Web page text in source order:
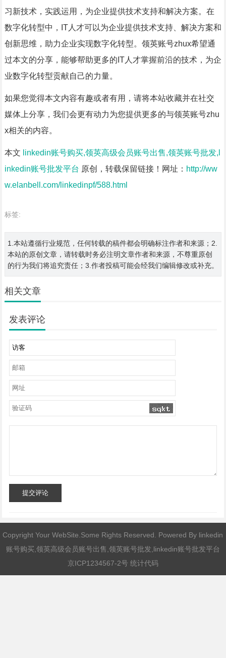
习新技术，实践运用，为企业提供技术支持和解决方案。在
数字化转型中，IT人才可以为企业提供技术支持、解决方案和
创新思维，助力企业实现数字化转型。领英账号zhux希望通
过本文的分享，能够帮助更多的IT人才掌握前沿的技术，为企
业数字化转型贡献自己的力量。
如果您觉得本文内容有趣或者有用，请将本站收藏并在社交
媒体上分享，我们会更有动力为您提供更多的与领英账号zhu
x相关的内容。
本文 linkedin账号购买,领英高级会员账号出售,领英账号批发,l
inkedin账号批发平台 原创，转载保留链接！网址： http://ww
w.elanbell.com/linkedinpf/588.html
标签:
1.本站遵循行业规范，任何转载的稿件都会明确标注作者和来源；2.
本站的原创文章，请转载时务必注明文章作者和来源，不尊重原创
的行为我们将追究责任；3.作者投稿可能会经我们编辑修改或补充。
相关文章
发表评论
提交评论
Copyright Your WebSite.Some Rights Reserved. Powered By linkedin
账号购买,领英高级会员账号出售,领英账号批发,linkedin账号批发平台
京ICP1234567-2号 统计代码